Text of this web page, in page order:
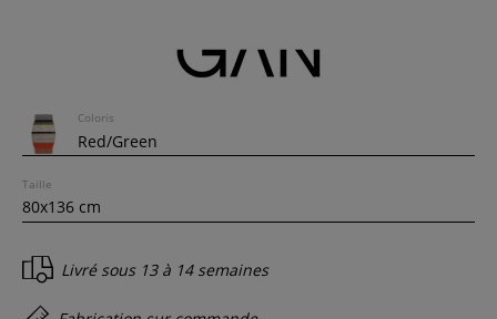
Coloris
Taille
Livré sous 13 à 14 semaines